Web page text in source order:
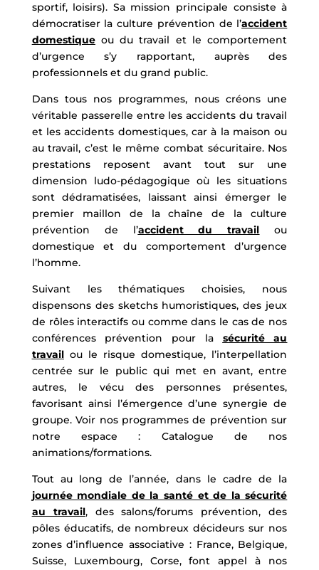
sportif, loisirs). Sa mission principale consiste à
démocratiser la culture prévention de l’accident
domestiqueou du travail et le comportement
d’urgence s’y rapportant, auprès des
professionnels et du grand public.
Dans tous nos programmes, nous créons une
véritable passerelle entre les accidents du travail
et les accidents domestiques, car à la maison ou
au travail, c’est le même combat sécuritaire. Nos
prestations reposent avant tout sur une
dimension ludo-pédagogique où les situations
sont dédramatisées, laissant ainsi émerger le
premier maillon de la chaîne de la culture
prévention de l’accident du travail ou
domestique et du comportement d’urgence
l’homme.
Suivant les thématiques choisies, nous
dispensons des sketchs humoristiques, des jeux
de rôles interactifs ou comme dans le cas de nos
conférences prévention pour la sécurité au
travailou le risque domestique, l’interpellation
centrée sur le public qui met en avant, entre
autres, le vécu des personnes présentes,
favorisant ainsi l’émergence d’une synergie de
groupe. Voir nos programmes de prévention sur
notre espace : Catalogue de nos
animations/formations.
Tout au long de l’année, dans le cadre de la
journée mondiale de la santé et de la sécurité
au travail, des salons/forums prévention, des
pôles éducatifs, de nombreux décideurs sur nos
zones d’influence associative : France, Belgique,
Suisse, Luxembourg, Corse, font appel à nos